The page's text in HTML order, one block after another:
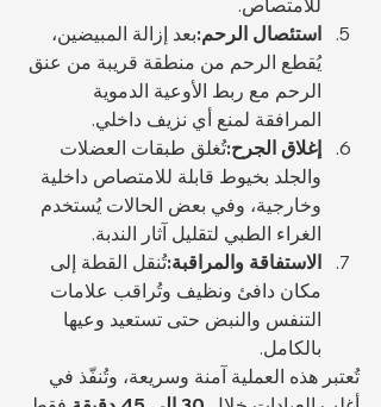
للامتصاص.
استئصال الرحم:بعد إزالة المبيضين،
يُقطع الرحم من منطقة قريبة من عنق
الرحم مع ربط الأوعية الدموية
المرافقة لمنع أي نزيف داخلي.
إغلاق الجرح:تُغلق طبقات العضلات
والجلد بخيوط قابلة للامتصاص داخلية
وخارجية، وفي بعض الحالات يُستخدم
الغراء الطبي لتقليل آثار الندبة.
الاستفاقة والمراقبة:تُنقل القطة إلى
مكان دافئ ونظيف وتُراقب علامات
التنفس والنبض حتى تستعيد وعيها
بالكامل.
تُعتبر هذه العملية آمنة وسريعة، وتُنفّذ في